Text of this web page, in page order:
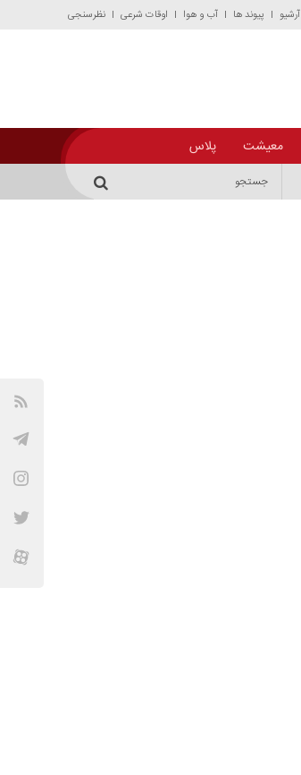
آرشیو پیوند ها آب و هوا اوقات شرعی نظرسنجی
معیشت پلاس